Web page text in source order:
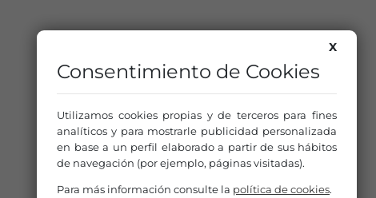
X
Consentimiento de Cookies
Utilizamos cookies propias y de terceros para fines
analíticos y para mostrarle publicidad personalizada
en base a un perfil elaborado a partir de sus hábitos
de navegación (por ejemplo, páginas visitadas).
Para más información consulte la política de cookies.